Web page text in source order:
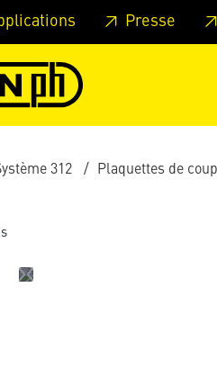
tête de la page Passer au
Presse
312 Plaquettes de